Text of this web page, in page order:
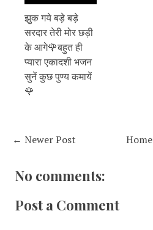
झुक गये बड़े बड़े
सरदार तेरी मोर छड़ी
के आगे🌹बहुत ही
प्यारा एकादशी भजन
सुनें कुछ पुण्य कमायें
🌹
← Newer Post Home
No comments:
Post a Comment